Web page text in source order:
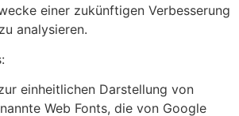
einer zukünftigen Verbesserung
analysieren.
einheitlichen Darstellung von
Web Fonts, die von Google